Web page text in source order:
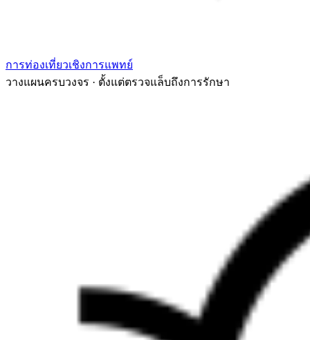
การท่องเที่ยวเชิงการแพทย์
วางแผนครบวงจร · ตั้งแต่ตรวจแล็บถึงการรักษา